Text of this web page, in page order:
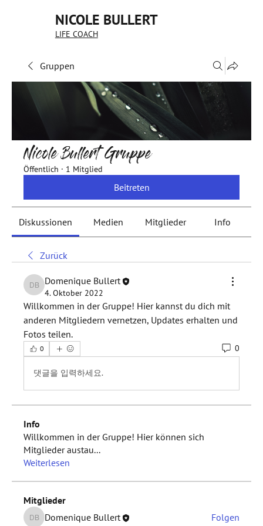
NICOLE BULLERT
LIFE COACH
Gruppen
Nicole Bullert Gruppe
Öffentlich · 1 Mitglied
Beitreten
Diskussionen Medien Mitglieder Info
Zurück
Domenique Bullert
Domenique Bullert
4. Oktober 2022
Willkommen in der Gruppe! Hier kannst du dich mit
anderen Mitgliedern vernetzen, Updates erhalten und
Fotos teilen.
0 0
댓글을 입력하세요.
Info
Willkommen in der Gruppe! Hier können sich
Mitglieder austau...
Weiterlesen
Mitglieder
Domenique Bullert
Domenique Bullert Folgen